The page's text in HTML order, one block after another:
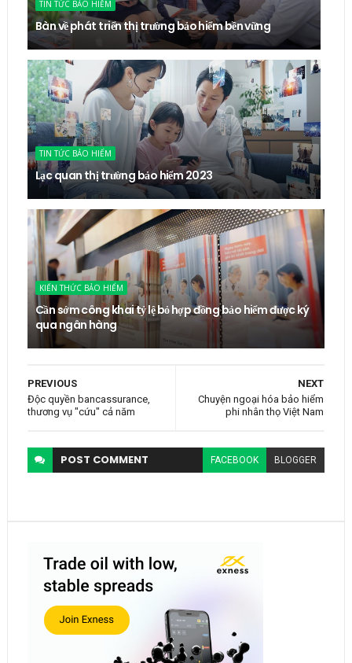
TIN TỨC BẢO HIỂM
Bàn về phát triển thị trường bảo hiểm bền vững
TIN TỨC BẢO HIỂM
Lạc quan thị trường bảo hiểm 2023
KIẾN THỨC BẢO HIỂM
Cần sớm công khai tỷ lệ bỏ hợp đồng bảo hiểm được ký
qua ngân hàng
NEXT
Chuyện ngoại hóa bảo hiểm
phi nhân thọ Việt Nam
PREVIOUS
Độc quyền bancassurance,
thương vụ "cứu" cả năm
POST COMMENT FACEBOOK BLOGGER